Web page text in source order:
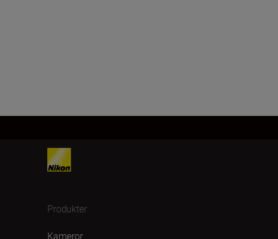
Produkter
Kameror